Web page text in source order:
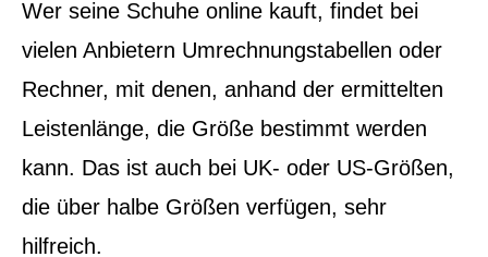
Wer seine Schuhe online kauft, findet bei
vielen Anbietern Umrechnungstabellen oder
Rechner, mit denen, anhand der ermittelten
Leistenlänge, die Größe bestimmt werden
kann. Das ist auch bei UK- oder US-Größen,
die über halbe Größen verfügen, sehr
hilfreich.